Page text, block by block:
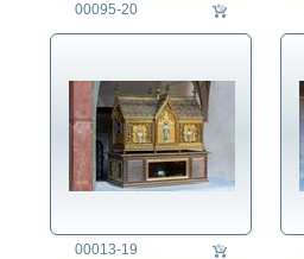
00095-20
00013-19